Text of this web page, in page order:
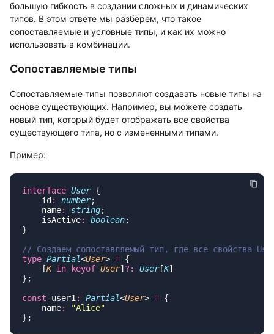
большую гибкость в создании сложных и динамических
типов. В этом ответе мы разберем, что такое
сопоставляемые и условные типы, и как их можно
использовать в комбинации.
Сопоставляемые типы
Сопоставляемые типы позволяют создавать новые типы на
основе существующих. Например, вы можете создать
новый тип, который будет отображать все свойства
существующего типа, но с измененными типами.
Пример:
interface User
    id
: number
    name
: string
    isActive
: boolean
type Partial<User> =
    [
K in keyof User] ?: User[K
const user1 : Partial<User> =
    name
: "Alice